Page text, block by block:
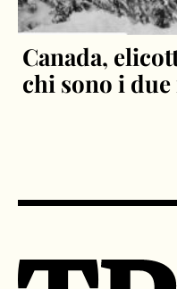
Canada,
chi sono i